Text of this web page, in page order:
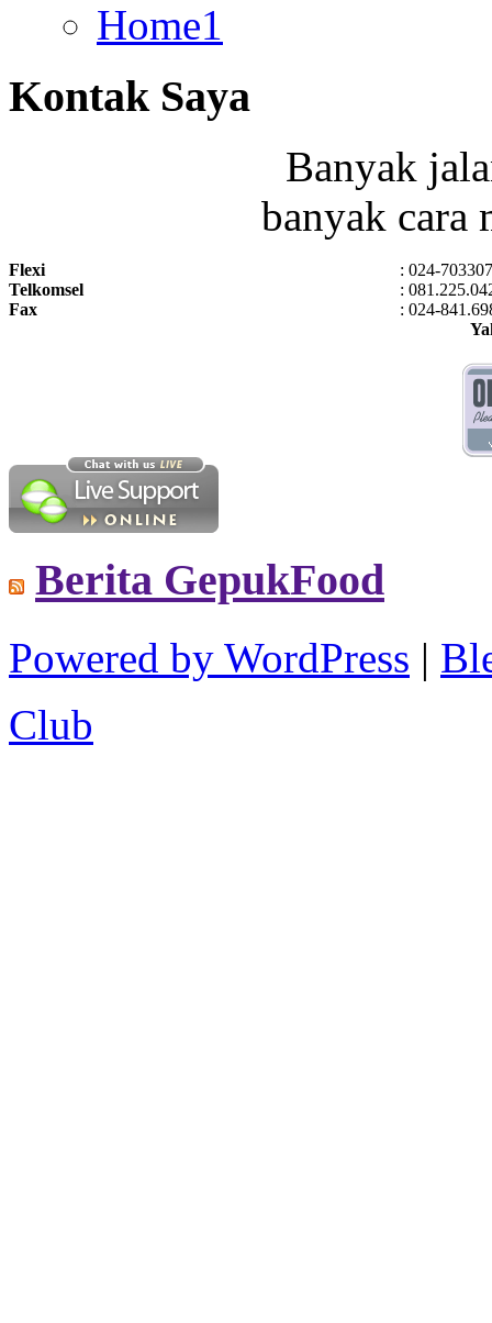
Home1
Kontak Saya
Banyak
banyak cara
Flexi
: 024-
Telkomsel
:
Fax
: 024-
Berita GepukFood
Powered by WordPress |
Club